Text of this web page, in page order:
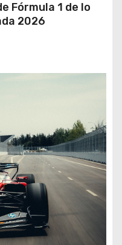
Fórmula 1 de lo
2026